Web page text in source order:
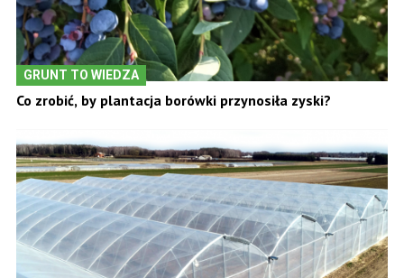
GRUNT TO WIEDZA
Co zrobić, by plantacja borówki przynosiła zyski?